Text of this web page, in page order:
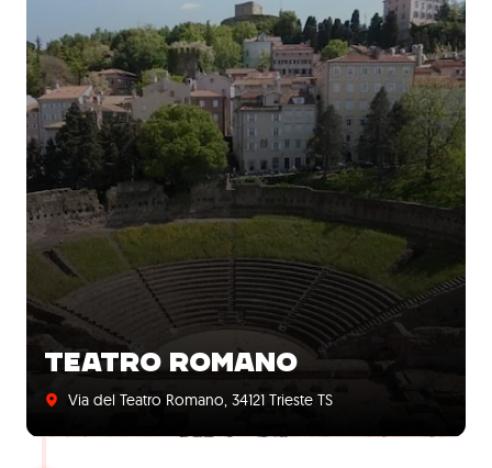
TEATRO ROMANO
Via del Teatro Romano, 34121 Trieste TS